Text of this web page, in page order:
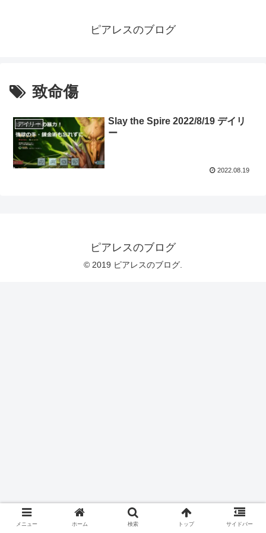
ピアレスのブログ
致命傷
デイリー
Slay the Spire 2022/8/19 デイリ
ー
2022.08.19
ピアレスのブログ
© 2019 ピアレスのブログ.
メニュー ホーム 検索 トップ サイドバー